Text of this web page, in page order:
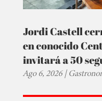
Jordi Castell
en conocido
invitará a 50
Ago 6, 2026|